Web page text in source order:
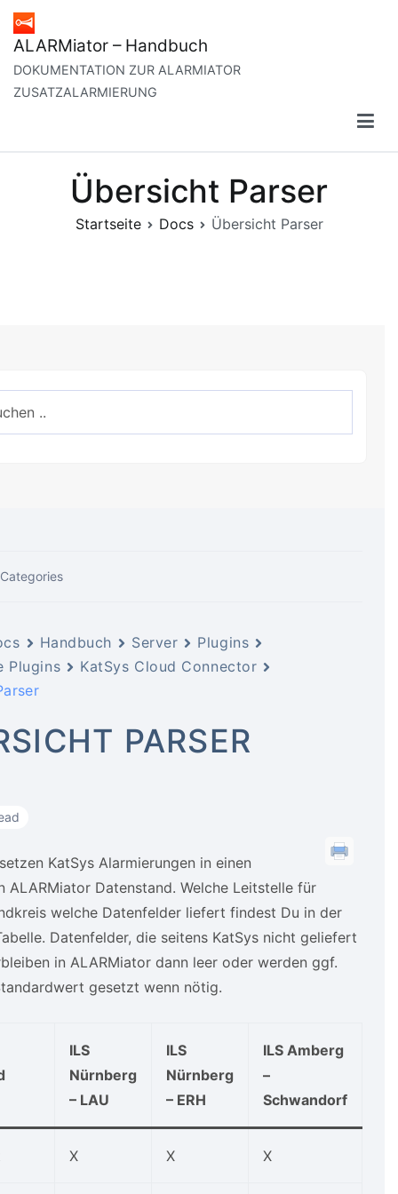
Zum
Inhalt
springen
ALARMiator – Handbuch
DOKUMENTATION ZUR ALARMIATOR
ZUSATZALARMIERUNG
Übersicht Parser
Startseite Docs Übersicht Parser
Handbuch Server
Plugins
Plugins
KatSys Cloud Connector
PARSER
KatSys Alarmierungen in einen
ALARMiator Datenstand. Welche Leitstelle für
welche Datenfelder liefert findest Du in der
Datenfelder, die seitens KatSys nicht geliefert
in ALARMiator dann leer oder werden ggf.
gesetzt wenn nötig.
ILS
Nürnberg
– LAU
ILS
Nürnberg
– ERH
ILS Amberg
–
Schwandorf
X X X